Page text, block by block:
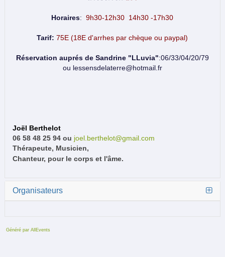
Horaires:9h30-12h30 14h30 -17h30
Tarif: 75E (18E d'arrhes par chèque ou paypal)
Réservation auprés de Sandrine "LLuvia":06/33/04/20/79
ou lessensdelaterre@hotmail.fr
Joël Berthelot
06 58 48 25 94 ou joel.berthelot@gmail.com
Thérapeute, Musicien,
Chanteur, pour le corps et l'âme.
Organisateurs
Généré par AllEvents